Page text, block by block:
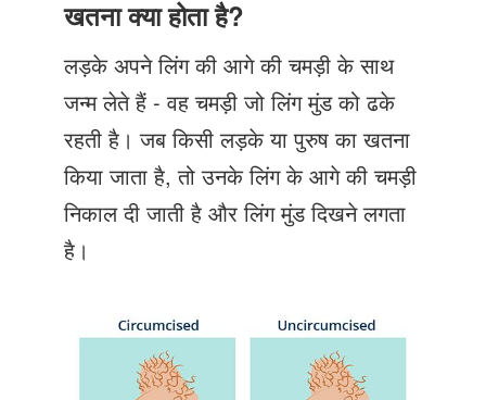
Just Poocho
संपर्क करें
खतना क्या होता है?
लड़के अपने लिंग की आगे की चमड़ी के साथ
जन्म लेते हैं - वह चमड़ी जो लिंग मुंड को ढके
रहती है। जब किसी लड़के या पुरुष का खतना
किया जाता है, तो उनके लिंग के आगे की चमड़ी
निकाल दी जाती है और लिंग मुंड दिखने लगता
है।